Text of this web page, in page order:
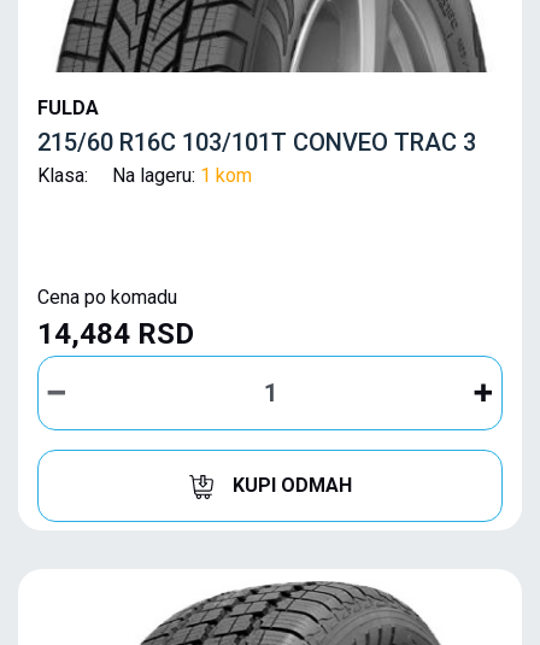
FULDA
215/60 R16C 103/101T CONVEO TRAC 3
Klasa: Na lageru: 1 kom
Cena po komadu
14,484 RSD
KUPI ODMAH